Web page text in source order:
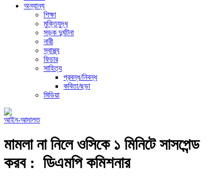
অন্যান্য
শিক্ষা
মুক্তিযুদ্ধ
সড়ক দুর্ঘটনা
নারী
স্বাস্থ্য
ফিচার
সাহিত্য
প্রবন্ধ/নিবন্ধ
কবিতা/ছড়া
মিডিয়া
আইন-আদালত
মামলা না নিলে ওসিকে ১ মিনিটে সাসপেন্ড
করব : ডিএমপি কমিশনার